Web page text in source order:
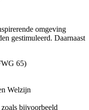
omgeving
gestimuleerd. Daarnaast
65)
Welzijn
zoals bijvoorbeeld